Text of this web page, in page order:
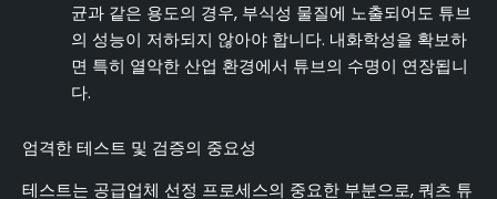
균과 같은 용도의 경우, 부식성 물질에 노출되어도 튜브
의 성능이 저하되지 않아야 합니다. 내화학성을 확보하
면 특히 열악한 산업 환경에서 튜브의 수명이 연장됩니
다.
엄격한 테스트 및 검증의 중요성
테스트는 공급업체 선정 프로세스의 중요한 부분으로, 쿼츠 튜